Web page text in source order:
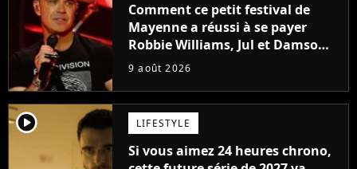
Comment ce petit festival de
Mayenne a réussi à se payer
Robbie Williams, Jul et Damso
cette année ?
9 août 2026
player2 LIFESTYLE
Si vous aimez 24 heures chrono,